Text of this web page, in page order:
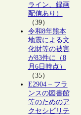
ライン、録画
配信あり）
（39）
令和8年熊本
地震による文
化財等の被害
が83件に（8
月6日時点）
（35）
E2904 – フラ
ンスの図書館
等のためのア
クセシビリテ